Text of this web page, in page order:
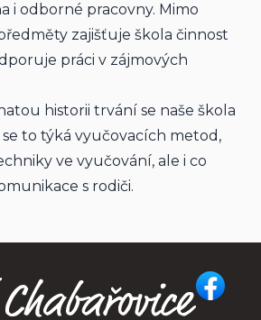
i odborné pracovny. Mimo
zajišťuje škola činnost
práci v zájmových
historii trvání se naše škola
to týká vyučovacích metod,
ve vyučování, ale i co
s rodiči.